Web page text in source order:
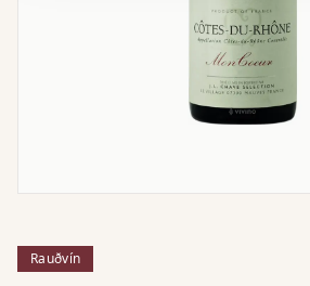
Rauðvín